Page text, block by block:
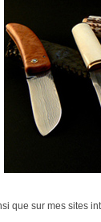
que sur mes sites